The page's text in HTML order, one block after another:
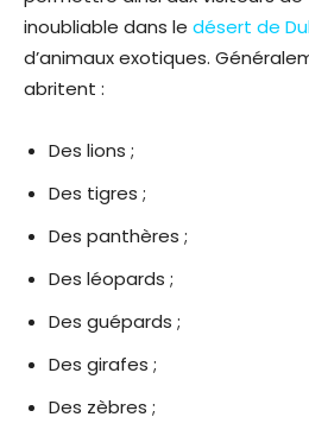
inoubliable dans le désert de
d’animaux exotiques.
abritent :
Des lions ;
Des tigres ;
Des panthères ;
Des léopards ;
Des guépards ;
Des girafes ;
Des zèbres ;